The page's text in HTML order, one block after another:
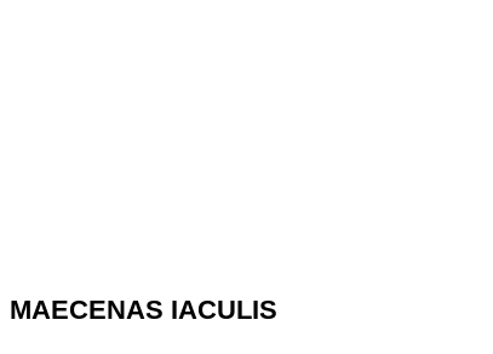
MAECENAS IACULIS